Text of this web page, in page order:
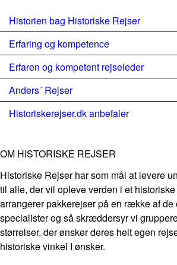
Historien bag Historiske Rejser
Erfaring og kompetence
Erfaren og kompetent rejseleder
Anders´ Rejser
Historiskerejser.dk anbefaler
OM HISTORISKE REJSER
Historiske Rejser har som mål at levere
til alle, der vil opleve verden i et
arrangerer pakkerejser på en række af de
specialister og så skræddersyr vi
størrelser, der ønsker deres helt egen
historiske vinkel I ønsker.